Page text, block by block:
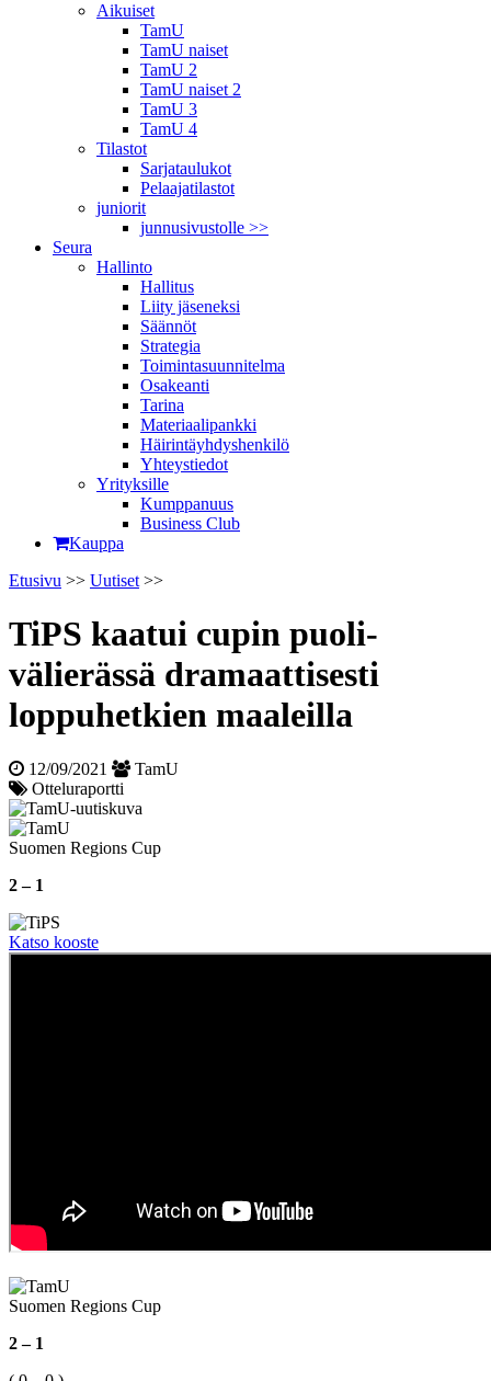
Aikuiset
TamU
TamU naiset
TamU 2
TamU naiset 2
TamU 3
TamU 4
Tilastot
Sarjataulukot
Pelaajatilastot
juniorit
junnusivustolle >>
Seura
Hallinto
Hallitus
Liity jäseneksi
Säännöt
Strategia
Toimintasuunnitelma
Osakeanti
Tarina
Materiaalipankki
Häirintä­yhdyshenkilö
Yhteystiedot
Yrityksille
Kumppanuus
Business Club
Kauppa
Etusivu >> Uutiset >>
TiPS kaatui cupin puoli­
välierässä dramaattisesti
loppu­hetkien maaleilla
12/09/2021
TamU
Otteluraportti
Suomen Regions Cup
2 – 1
Katso kooste
Suomen Regions Cup
2 – 1